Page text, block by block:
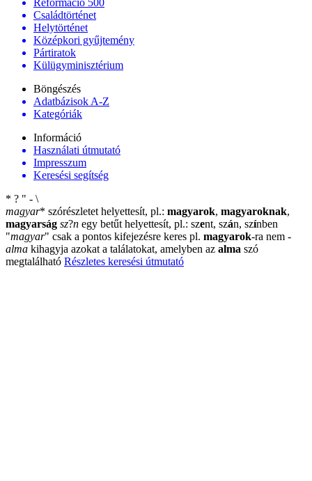
Családtörténet
Helytörténet
Középkori gyűjtemény
Pártiratok
Külügyminisztérium
Böngészés
Adatbázisok A-Z
Kategóriák
Információ
Használati útmutató
Impresszum
Keresési segítség
* ? " - \
magyar* szórészletet helyettesít, pl.: magyarok, magyaroknak,
magyarság sz?n egy betűt helyettesít, pl.: szent, szán, színben
"magyar" csak a pontos kifejezésre keres pl. magyarok-ra nem -
alma kihagyja azokat a találatokat, amelyben az alma szó
megtalálható Részletes keresési útmutató